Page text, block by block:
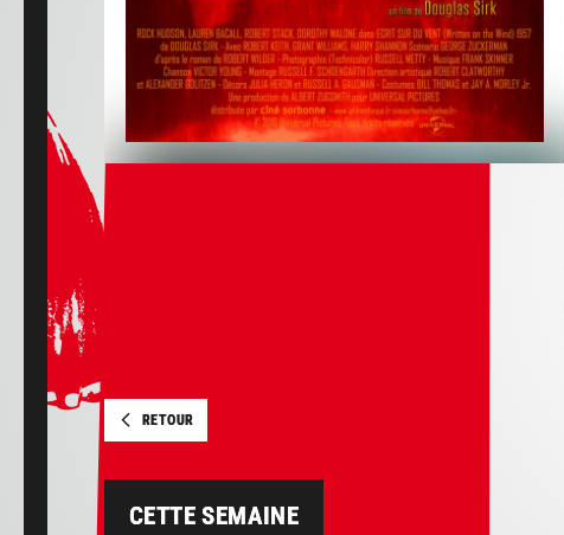
RETOUR
CETTE SEMAINE